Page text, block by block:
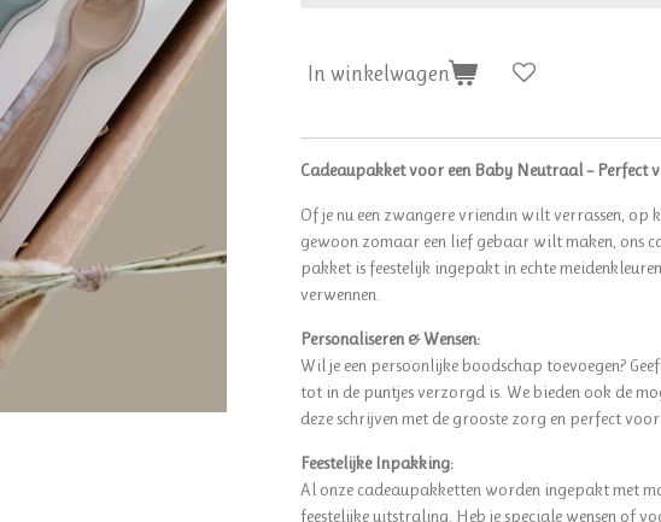
In winkelwagen
Cadeaupakket voor een Baby Neutraal – Perfect
Of je nu een zwangere vriendin wilt verrassen, op
gewoon zomaar een lief gebaar wilt maken, ons
pakket is feestelijk ingepakt in echte
verwennen.
Personaliseren & Wensen:
Wil je een persoonlijke boodschap toevoegen?
tot in de puntjes verzorgd is. We bieden ook de
deze schrijven met de grooste zorg en perfect
Feestelijke Inpakking:
Al onze cadeaupakketten worden ingepakt met
feestelijke uitstraling. Heb je speciale wensen of